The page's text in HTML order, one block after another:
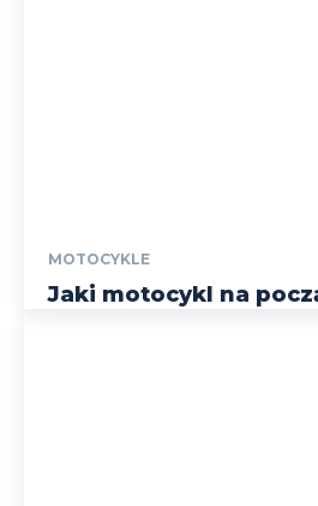
MOTOCYKLE
Jaki motocykl na